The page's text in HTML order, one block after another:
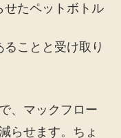
せたペットボトル
ことと受け取り
、マックフロー
らせます。ちょ